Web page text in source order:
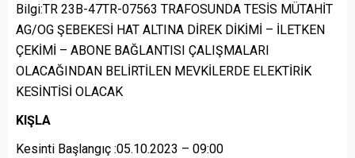
Bilgi:TR 23B-47TR-07563 TRAFOSUNDA TESİS MÜTAHİT
AG/OG ŞEBEKESİ HAT ALTINA DİREK DİKİMİ – İLETKEN
ÇEKİMİ – ABONE BAĞLANTISI ÇALIŞMALARI
OLACAĞINDAN BELİRTİLEN MEVKİLERDE ELEKTİRİK
KESİNTİSİ OLACAK
KIŞLA
Kesinti Başlangıç :05.10.2023 – 09:00